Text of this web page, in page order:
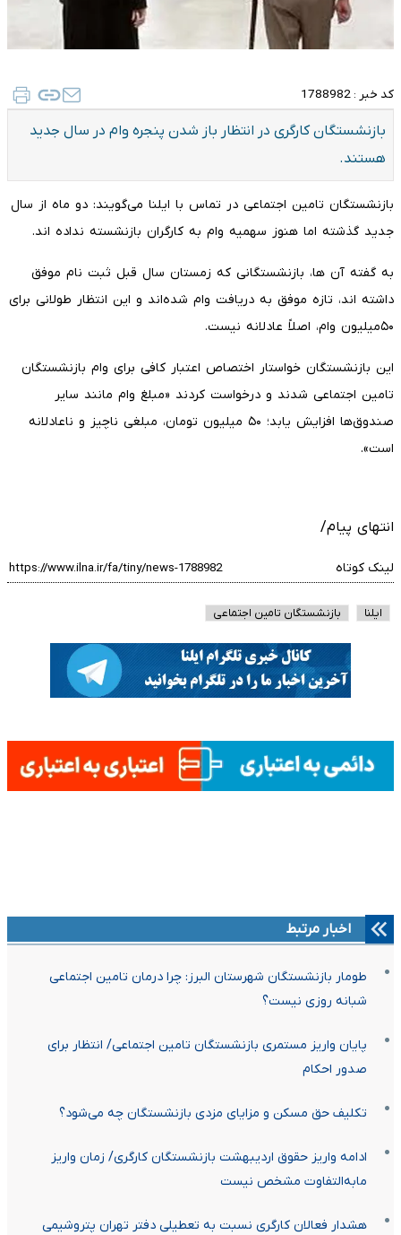
کد خبر : 1788982
بازنشستگان کارگری در انتظار باز شدن پنجره وام در سال جدید
هستند.
بازنشستگان تامین اجتماعی در تماس با ایلنا می‌گویند: دو ماه از سال
جدید گذشته اما هنوز سهمیه وام به کارگران بازنشسته نداده اند.
به گفته آن ها، بازنشستگانی که زمستان سال قبل ثبت نام موفق
داشته اند، تازه موفق به دریافت وام شده‌اند و این انتظار طولانی برای
۵۰میلیون وام، اصلاً عادلانه نیست.
این بازنشستگان خواستار اختصاص اعتبار کافی برای وام بازنشستگان
تامین اجتماعی شدند و درخواست کردند «مبلغ وام مانند سایر
صندوق‌ها افزایش یابد؛ ۵۰ میلیون تومان، مبلغی ناچیز و ناعادلانه
است».
انتهای پیام/
لینک کوتاه
ایلنا بازنشستگان تامین اجتماعی
اخبار مرتبط
طومار بازنشستگان شهرستان البرز: چرا درمان تامین اجتماعی
شبانه روزی نیست؟
پایان واریز مستمری بازنشستگان تامین اجتماعی/ انتظار برای
صدور احکام
تکلیف حق مسکن و مزایای مزدی بازنشستگان چه می‌شود؟
ادامه واریز حقوق اردیبهشت بازنشستگان کارگری/ زمان واریز
مابه‌التفاوت‌ مشخص نیست
هشدار فعالان کارگری نسبت به تعطیلی دفتر تهران پتروشیمی